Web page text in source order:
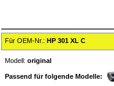
Für OEM-Nr.: HP 301 XL C
Modell: original
Passend für folgende Modelle: